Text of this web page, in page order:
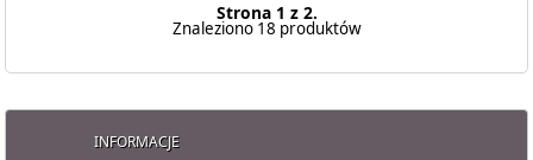
Strona 1 z 2.
Znaleziono 18 produktów
INFORMACJE